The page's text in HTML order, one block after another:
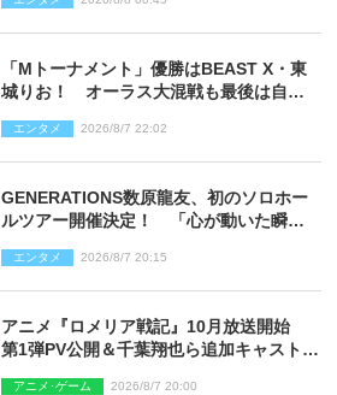
「Mトーナメント」優勝はBEAST X・東
城りお！ オーラス大混戦も最後は自ら
エンタメ 2026/8/7 22:02
GENERATIONS数原龍友、初のソロホー
ルツアー開催決定！ 「心が動いた瞬間
エンタメ 2026/8/7 20:15
アニメ『ロメリア戦記』10月放送開始
第1弾PV公開＆千葉翔也ら追加キャスト4
アニメ･ゲーム 2026/8/7 20:00